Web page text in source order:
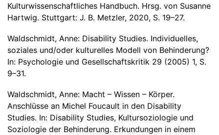
Kulturwissenschaftliches Handbuch. Hrsg. von Susanne
Hartwig. Stuttgart: J. B. Metzler, 2020, S. 19–27.
Waldschmidt, Anne: Disability Studies. Individuelles,
soziales und/oder kulturelles Modell von Behinderung?
In: Psychologie und Gesellschaftskritik 29 (2005) 1, S.
9–31.
Waldschmidt, Anne: Macht – Wissen – Körper.
Anschlüsse an Michel Foucault in den Disability
Studies. In: Disability Studies, Kultursoziologie und
Soziologie der Behinderung. Erkundungen in einem